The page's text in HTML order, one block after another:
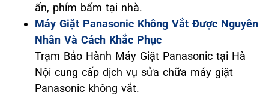
ấn, phím bấm tại nhà.
Máy Giặt Panasonic Không Vắt Được Nguyên
Nhân Và Cách Khắc Phục
Trạm Bảo Hành Máy Giặt Panasonic tại Hà
Nội cung cấp dịch vụ sửa chữa máy giặt
Panasonic không vắt.